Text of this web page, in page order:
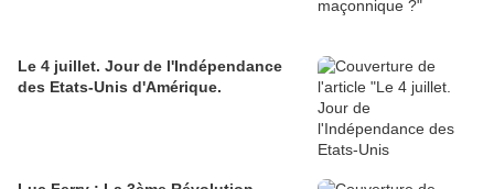
Le 4 juillet. Jour de l'Indépendance
des Etats-Unis d'Amérique.